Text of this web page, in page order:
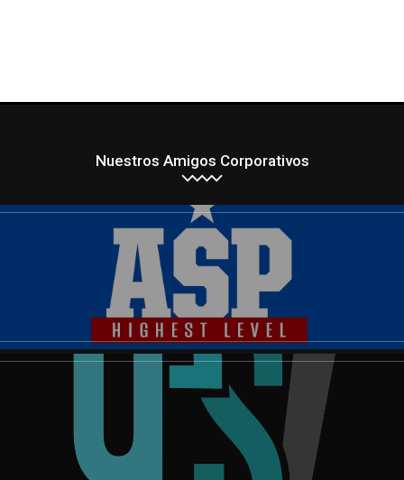
Nuestros Amigos Corporativos